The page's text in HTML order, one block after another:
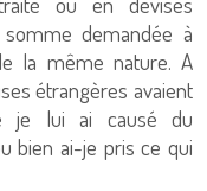
demandée à
la même nature. A
étrangères avaient
je lui ai causé du
bien ai-je pris ce qui